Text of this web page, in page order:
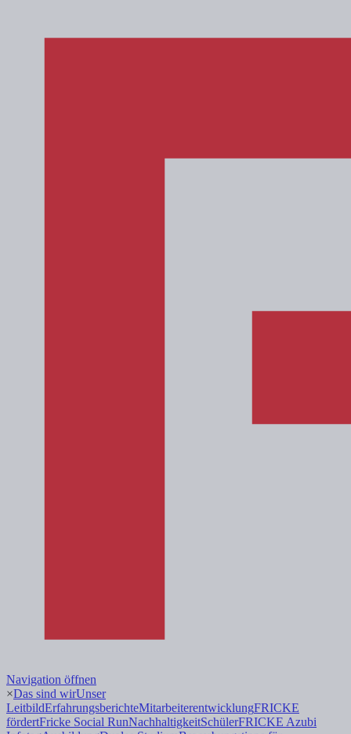
Navigation öffnen
×Das sind wirUnser
LeitbildErfahrungsberichteMitarbeiterentwicklungFRICKE
fördertFricke Social RunNachhaltigkeitSchülerFRICKE Azubi